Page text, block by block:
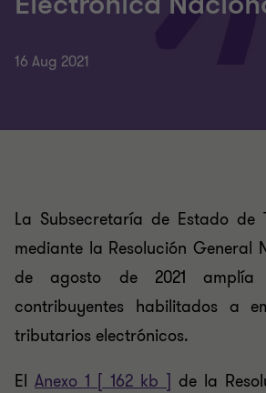
16 Aug 2021
La Subsecretaría de Estado de
mediante la Resolución General
de agosto de 2021
contribuyentes habilitados a
tributarios electrónicos.
El Anexo 1 [ 162 kb ] de la